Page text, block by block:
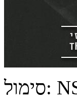
סימול: